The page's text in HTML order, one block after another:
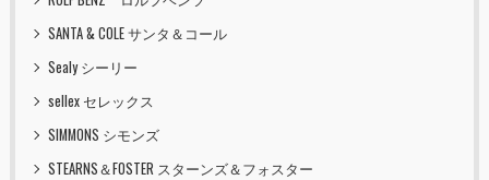
SANTA & COLE サンタ＆コール
Sealy シーリー
sellex セレックス
SIMMONS シモンズ
STEARNS＆FOSTER スターンズ＆フォスター